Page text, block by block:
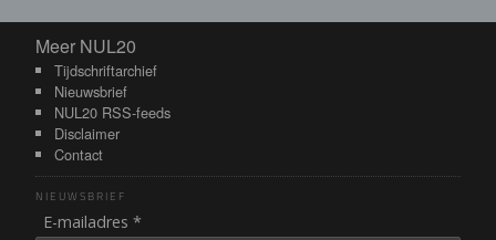
Meer NUL20
Meer NUL20
Tijdschriftarchief
Nieuwsbrief
NUL20 RSS-feeds
Disclaimer
Contact
NIEUWSBRIEF
E-mailadres *